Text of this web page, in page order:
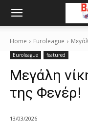
Home Euroleague
Euroleague featured
Μεγάλη
της Φενέρ!
13/03/2026